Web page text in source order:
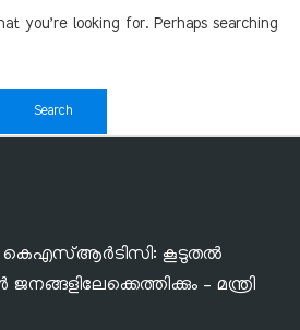
you’re looking for. Perhaps searching
കൂടുതൽ
– മന്ത്രി